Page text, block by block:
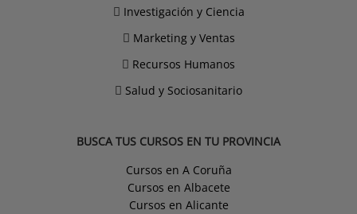
Investigación y Ciencia
Marketing y Ventas
Recursos Humanos
Salud y Sociosanitario
BUSCA TUS CURSOS EN TU PROVINCIA
Cursos en A Coruña
Cursos en Albacete
Cursos en Alicante